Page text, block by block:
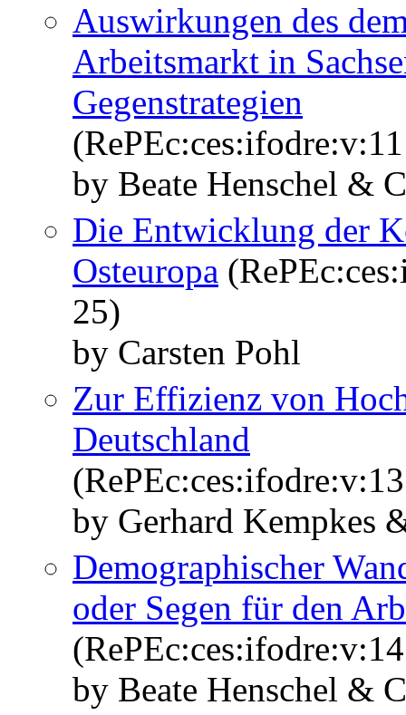
Auswirkungen des
Arbeitsmarkt in
Gegenstrategien
by Beate Henschel &
Die Entwicklung der
Osteuropa
25)
by Carsten Pohl
Zur Effizienz von
Deutschland
by Gerhard Kempkes
Demographischer
oder Segen für den
by Beate Henschel &